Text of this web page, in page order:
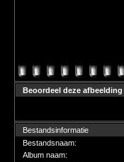
Beoordeel deze afbeelding
Bestandsinformatie
Bestandsnaam:
Album naam: